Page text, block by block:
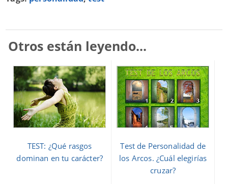
Otros están leyendo...
TEST: ¿Qué rasgos
dominan en tu carácter?
Test de Personalidad de
los Arcos. ¿Cuál elegirías
cruzar?